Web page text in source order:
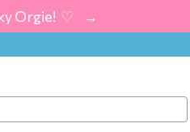
Orgie! ‍ ♡ ‍ →